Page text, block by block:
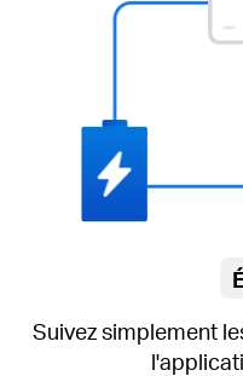
Suivez simplement